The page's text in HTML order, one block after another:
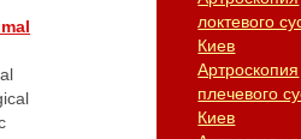
локтевого
Киев
Артроскопия
плечевого
Киев